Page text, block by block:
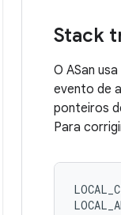
Stack
O ASan
evento de
ponteiros
Para